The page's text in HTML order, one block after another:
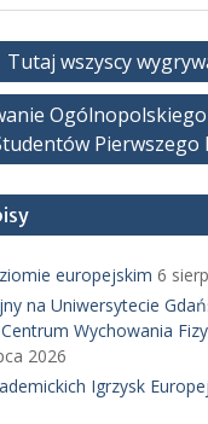
Tutaj wszyscy
Ogólnopolskiego
Pierwszego
europejskim 6
na Uniwersytecie
Wychowania
2026
Igrzysk